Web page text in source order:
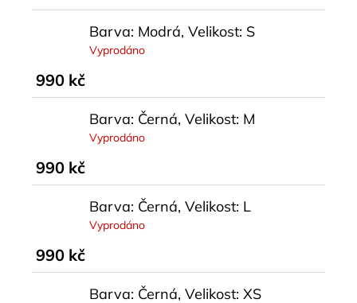
Barva: Modrá, Velikost: S
Vyprodáno
990 kč
Barva: Černá, Velikost: M
Vyprodáno
990 kč
Barva: Černá, Velikost: L
Vyprodáno
990 kč
Barva: Černá, Velikost: XS